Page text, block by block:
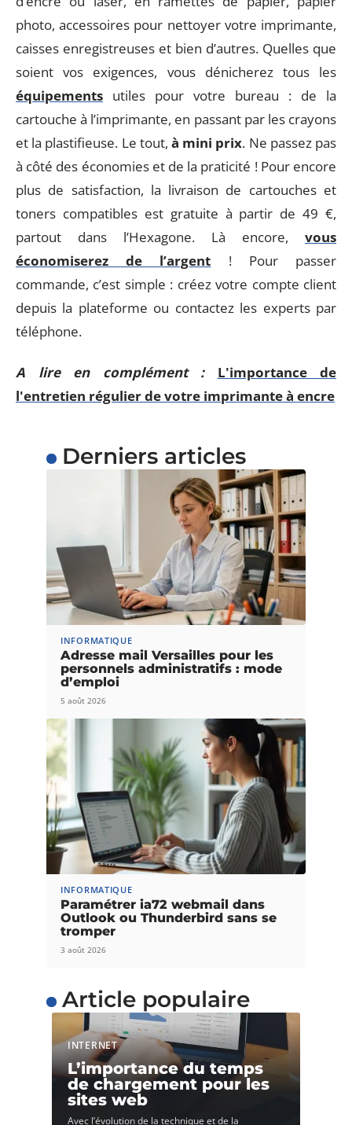
photo, accessoires pour nettoyer votre imprimante,
caisses enregistreuses et bien d’autres. Quelles que
soient vos exigences, vous dénicherez tous les
équipements utiles pour votre bureau : de la
cartouche à l’imprimante, en passant par les crayons
et la plastifieuse. Le tout, à mini prix. Ne passez pas
à côté des économies et de la praticité ! Pour encore
plus de satisfaction, la livraison de cartouches et
toners compatibles est gratuite à partir de 49 €,
partout dans l’Hexagone. Là encore, vous
économiserez de l’argent ! Pour passer
commande, c’est simple : créez votre compte client
depuis la plateforme ou contactez les experts par
téléphone.
A lire en complément :
L'importance de
l'entretien régulier de votre imprimante à encre
Derniers articles
INFORMATIQUE
Adresse mail Versailles pour les
personnels administratifs : mode
d’emploi
5 août 2026
INFORMATIQUE
Paramétrer ia72 webmail dans
Outlook ou Thunderbird sans se
tromper
3 août 2026
Article populaire
INTERNET
L’importance du temps
de chargement pour les
sites web
Avec l’évolution de la technique et de la